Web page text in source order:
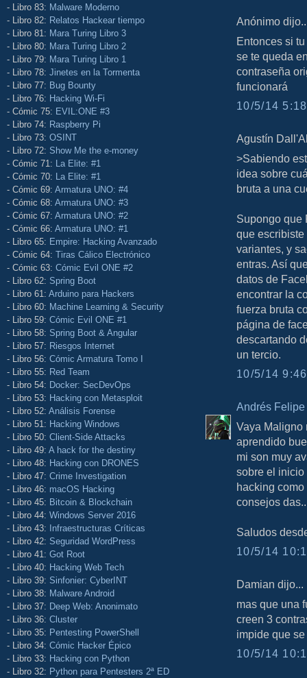
- Libro 83: Malware Moderno
- Libro 82: Relatos Hackear tiempo
- Libro 81: Mara Turing Libro 3
- Libro 80: Mara Turing Libro 2
- Libro 79: Mara Turing Libro 1
- Libro 78: Jinetes en la Tormenta
- Libro 77: Bug Bounty
- Libro 76: Hacking Wi-Fi
- Cómic 75: EVIL:ONE #3
- Libro 74: Raspberry Pi
- Libro 73: OSINT
- Libro 72: Show Me the e-money
- Cómic 71: La Elite: #1
- Cómic 70: La Elite: #1
- Cómic 69: Armatura UNO: #4
- Cómic 68: Armatura UNO: #3
- Cómic 67: Armatura UNO: #2
- Cómic 66: Armatura UNO: #1
- Libro 65: Empire: Hacking Avanzado
- Cómic 64: Tiras Cálico Electrónico
- Cómic 63: Cómic Evil ONE #2
- Libro 62: Spring Boot
- Libro 61: Arduino para Hackers
- Libro 60: Machine Learning & Security
- Libro 59: Cómic Evil ONE #1
- Libro 58: Spring Boot & Angular
- Libro 57: Riesgos Internet
- Libro 56: Cómic Armatura Tomo I
- Libro 55: Red Team
- Libro 54: Docker: SecDevOps
- Libro 53: Hacking con Metasploit
- Libro 52: Análisis Forense
- Libro 51: Hacking Windows
- Libro 50: Client-Side Attacks
- Libro 49: A hack for the destiny
- Libro 48: Hacking con DRONES
- Libro 47: Crime Investigation
- Libro 46: macOS Hacking
- Libro 45: Bitcoin & Blockchain
- Libro 44: Windows Server 2016
- Libro 43: Infraestructuras Críticas
- Libro 42: Seguridad WordPress
- Libro 41: Got Root
- Libro 40: Hacking Web Tech
- Libro 39: Sinfonier: CyberINT
- Libro 38: Malware Android
- Libro 37: Deep Web: Anonimato
- Libro 36: Cluster
- Libro 35: Pentesting PowerShell
- Libro 34: Cómic Hacker Épico
- Libro 33: Hacking con Python
- Libro 32: Python para Pentesters 2ª ED
Anónimo
Entonces si
se te queda
contraseña
funcionará
10/5/14
Agustín
>Sabiendo
idea sobre
bruta a una
Supongo que
que escribiste
variantes, y
entras. Así
datos de
encontrar la
fuerza bruta
página de
descartando
un tercio.
10/5/14
Andrés
Vaya Maligno
aprendido
mi son muy
sobre el inicio
hacking
consejos
Saludos
10/5/14
Damian dijo...
mas que una
creen 3
impide que
10/5/14